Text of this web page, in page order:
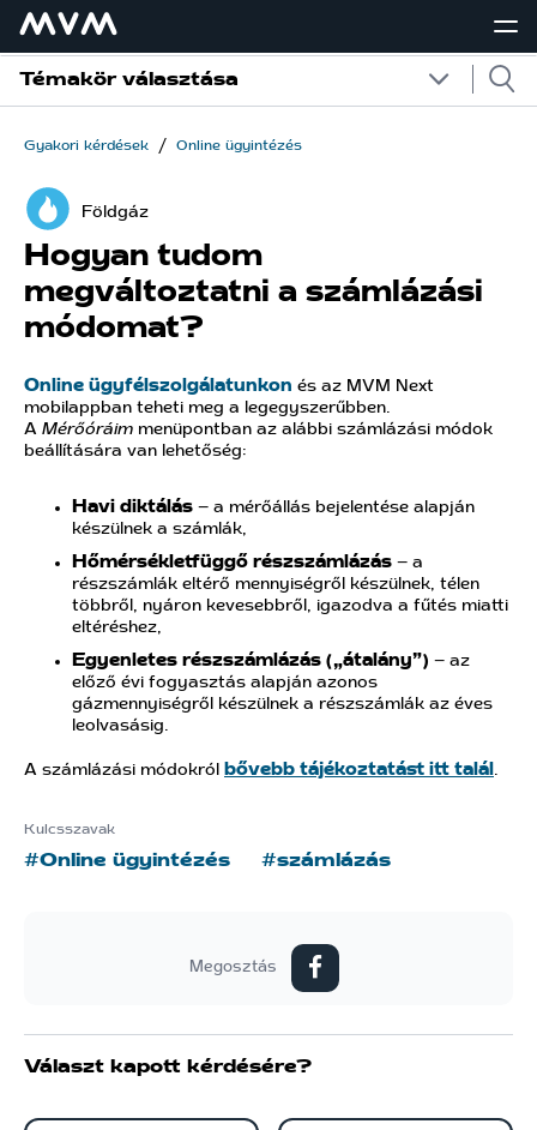
Témakör választása
Gyakori kérdések / Online ügyintézés
Földgáz
Hogyan tudom
megváltoztatni a számlázási
módomat?
Megosztás
Online ügyfélszolgálatunkon és az MVM Next
mobilappban teheti meg a legegyszerűbben.
A Mérőóráim menüpontban az alábbi számlázási módok
beállítására van lehetőség:
Havi diktálás – a mérőállás bejelentése alapján
készülnek a számlák,
Hőmérsékletfüggő részszámlázás – a
részszámlák eltérő mennyiségről készülnek, télen
többről, nyáron kevesebbről, igazodva a fűtés miatti
eltéréshez,
Egyenletes részszámlázás („átalány”) – az
előző évi fogyasztás alapján azonos
gázmennyiségről készülnek a részszámlák az éves
leolvasásig.
A számlázási módokról bővebb tájékoztatást itt talál .
Kulcsszavak
#Online ügyintézés #számlázás
Választ kapott kérdésére?